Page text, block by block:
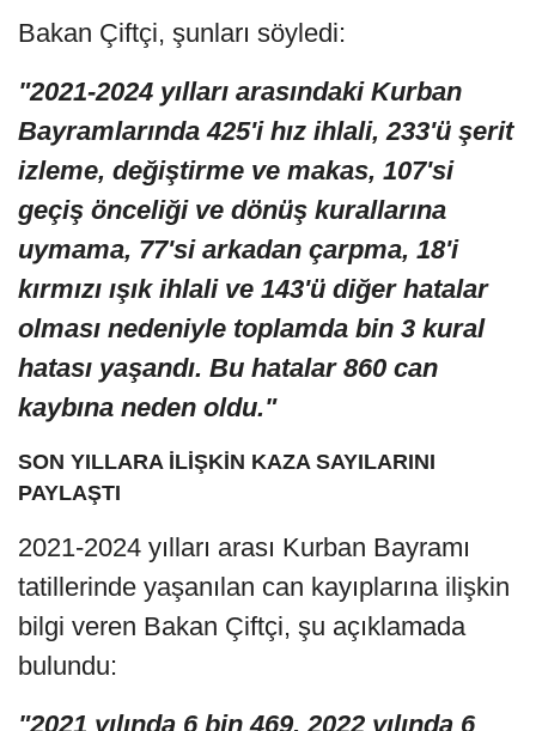
Bakan Çiftçi, şunları söyledi:
"2021-2024 yılları arasındaki Kurban
Bayramlarında 425'i hız ihlali, 233'ü şerit
izleme, değiştirme ve makas, 107'si
geçiş önceliği ve dönüş kurallarına
uymama, 77'si arkadan çarpma, 18'i
kırmızı ışık ihlali ve 143'ü diğer hatalar
olması nedeniyle toplamda bin 3 kural
hatası yaşandı. Bu hatalar 860 can
kaybına neden oldu."
SON YILLARA İLİŞKİN KAZA SAYILARINI
PAYLAŞTI
2021-2024 yılları arası Kurban Bayramı
tatillerinde yaşanılan can kayıplarına ilişkin
bilgi veren Bakan Çiftçi, şu açıklamada
bulundu:
"2021 yılında 6 bin 469, 2022 yılında 6